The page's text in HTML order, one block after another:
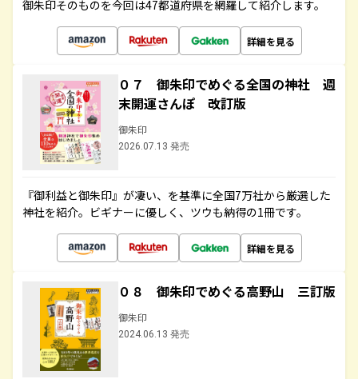
御朱印そのものを今回は47都道府県を網羅して紹介します。
詳細を見る
０７ 御朱印でめぐる全国の神社 週
末開運さんぽ 改訂版
御朱印
2026.07.13 発売
『御利益と御朱印』が凄い、を基準に全国7万社から厳選した
神社を紹介。ビギナーに優しく、ツウも納得の1冊です。
詳細を見る
０８ 御朱印でめぐる高野山 三訂版
御朱印
2024.06.13 発売